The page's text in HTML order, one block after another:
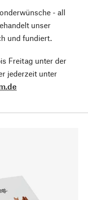
- all
unser
und fundiert.
Freitag unter der
jederzeit unter